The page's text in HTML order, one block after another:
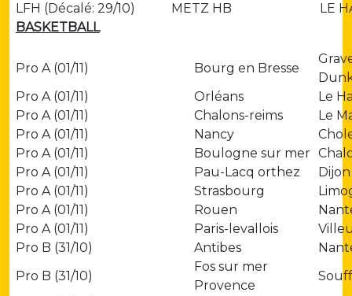
LFH (Décalé: 29/10)
METZ HB
LE
BASKETBALL
Pro A (01/11) Bourg en Bresse
Pro A (01/11)
Orléans
Le
Pro A (01/11)
Chalons-reims
Le
Pro A (01/11)
Nancy
Pro A (01/11)
Boulogne sur mer
Pro A (01/11)
Pau-Lacq orthez
Dijon
Pro A (01/11)
Strasbourg
Pro A (01/11)
Rouen
Pro A (01/11)
Paris-levallois
Pro B (31/10)
Antibes
Pro B (31/10)
Fos sur mer
Provence